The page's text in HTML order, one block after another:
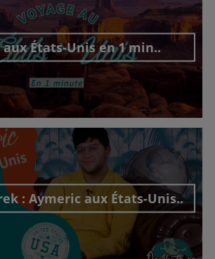
aux États-Unis en 1 min..
Découvrir cet interview
: Aymeric aux États-Unis..